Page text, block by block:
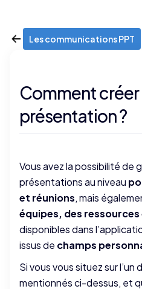
Les communications PPT
Comment
présentation ?
Vous avez la possibilité de
présentations au niveau
et réunions, mais
équipes, des
disponibles dans
issus de champs
Si vous vous situez sur l’un
mentionnés ci-dessus, et